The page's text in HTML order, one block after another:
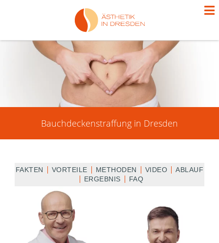
Bauchdeckenstraffung in Dresden
FAKTEN VORTEILE METHODEN VIDEO
ABLAUF
ERGEBNIS
FAQ